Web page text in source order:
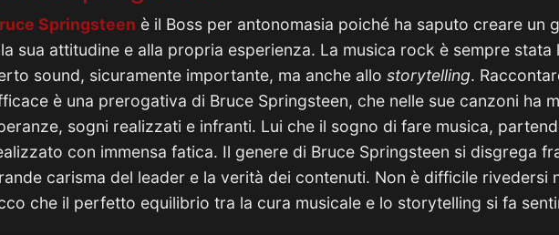
Springsteen è il Boss per antonomasia poiché ha saputo creare un
sua attitudine e alla propria esperienza. La musica rock è sempre stata
sound, sicuramente importante, ma anche allo storytelling.
è una prerogativa di Bruce Springsteen, che nelle sue canzoni ha
sogni realizzati e infranti. Lui che il sogno di fare musica,
con immensa fatica. Il genere di Bruce Springsteen si disgrega
carisma del leader e la verità dei contenuti. Non è difficile rivedersi
che il perfetto equilibrio tra la cura musicale e lo storytelling si fa